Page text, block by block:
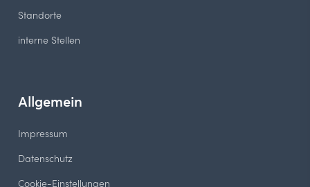
Standorte
interne Stellen
Allgemein
Impressum
Datenschutz
Cookie-Einstellungen